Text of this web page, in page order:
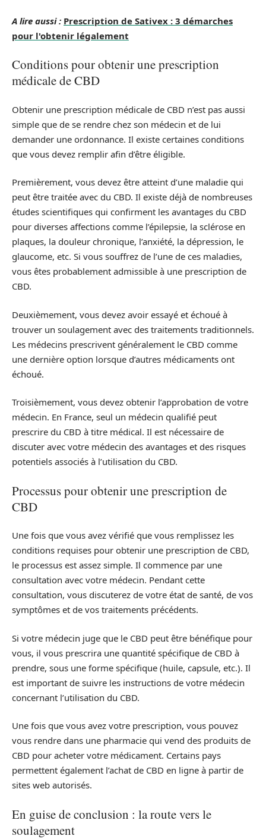
A lire aussi : Prescription de Sativex : 3 démarches
pour l'obtenir légalement
Conditions pour obtenir une prescription
médicale de CBD
Obtenir une prescription médicale de CBD n’est pas aussi
simple que de se rendre chez son médecin et de lui
demander une ordonnance. Il existe certaines conditions
que vous devez remplir afin d’être éligible.
Premièrement, vous devez être atteint d’une maladie qui
peut être traitée avec du CBD. Il existe déjà de nombreuses
études scientifiques qui confirment les avantages du CBD
pour diverses affections comme l’épilepsie, la sclérose en
plaques, la douleur chronique, l’anxiété, la dépression, le
glaucome, etc. Si vous souffrez de l’une de ces maladies,
vous êtes probablement admissible à une prescription de
CBD.
Deuxièmement, vous devez avoir essayé et échoué à
trouver un soulagement avec des traitements traditionnels.
Les médecins prescrivent généralement le CBD comme
une dernière option lorsque d’autres médicaments ont
échoué.
Troisièmement, vous devez obtenir l’approbation de votre
médecin. En France, seul un médecin qualifié peut
prescrire du CBD à titre médical. Il est nécessaire de
discuter avec votre médecin des avantages et des risques
potentiels associés à l’utilisation du CBD.
Processus pour obtenir une prescription de
CBD
Une fois que vous avez vérifié que vous remplissez les
conditions requises pour obtenir une prescription de CBD,
le processus est assez simple. Il commence par une
consultation avec votre médecin. Pendant cette
consultation, vous discuterez de votre état de santé, de vos
symptômes et de vos traitements précédents.
Si votre médecin juge que le CBD peut être bénéfique pour
vous, il vous prescrira une quantité spécifique de CBD à
prendre, sous une forme spécifique (huile, capsule, etc.). Il
est important de suivre les instructions de votre médecin
concernant l’utilisation du CBD.
Une fois que vous avez votre prescription, vous pouvez
vous rendre dans une pharmacie qui vend des produits de
CBD pour acheter votre médicament. Certains pays
permettent également l’achat de CBD en ligne à partir de
sites web autorisés.
En guise de conclusion : la route vers le
soulagement